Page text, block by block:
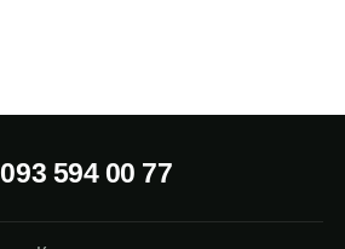
093 594 00 77